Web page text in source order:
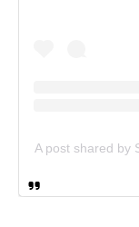
A post shared by